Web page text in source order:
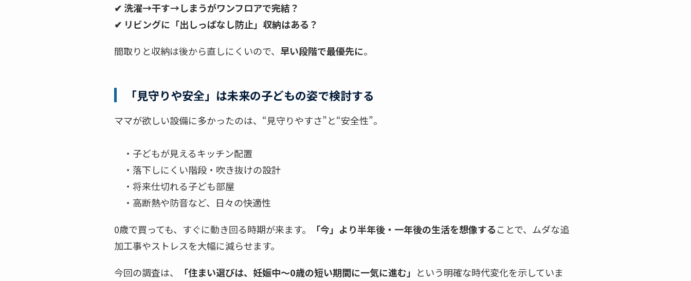
✔ 洗濯→干す→しまうがワンフロアで完結？
✔ リビングに「出しっぱなし防止」収納はある？
間取りと収納は後から直しにくいので、 早い段階で最優先に。
「見守りや安全」は未来の子どもの姿で検討する
ママが欲しい設備に多かったのは、“見守りやすさ”と“安全性”。
・子どもが見えるキッチン配置
・落下しにくい階段・吹き抜けの設計
・将来仕切れる子ども部屋
・高断熱や防音など、日々の快適性
0歳で買っても、すぐに動き回る時期が来ます。
「今」より半年後・一年後の生活を想像することで、ムダな追
加工事やストレスを大幅に減らせます。
今回の調査は、
「住まい選びは、妊娠中〜0歳の短い期間に一気に進む」 という明確な時代変化を示していま